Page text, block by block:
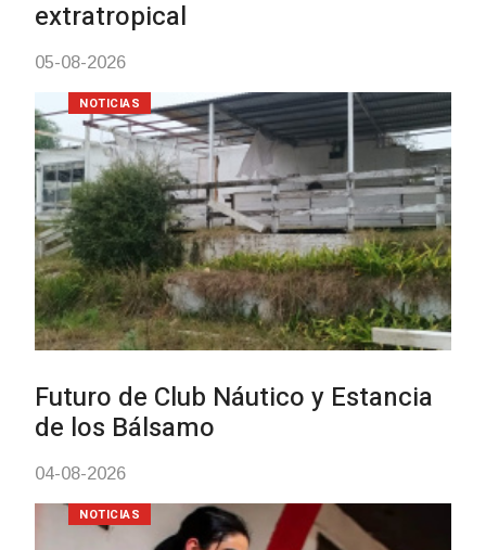
03-08-2026
Turismo accesible para
mayores